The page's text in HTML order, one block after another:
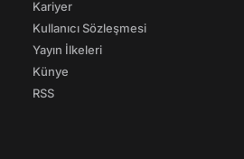
Kariyer
Kullanıcı Sözleşmesi
Yayın İlkeleri
Künye
RSS